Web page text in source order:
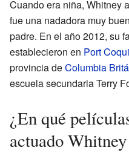
Cuando era niña, Whitney
fue una nadadora muy
padre. En el año 2012, su
establecieron en Port
provincia deColumbia
escuela secundaria Terry
¿En qué
actuado